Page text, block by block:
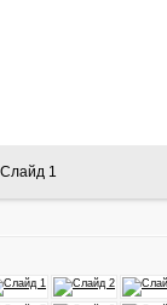
Слайд 1